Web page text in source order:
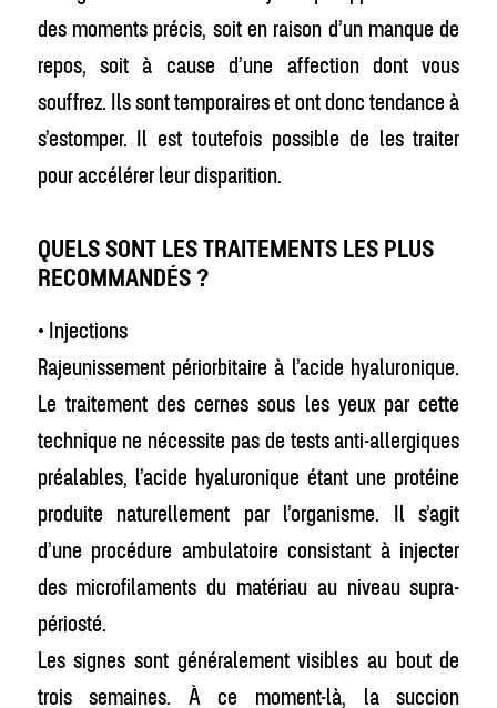
des moments précis, soit en raison d’un manque de
repos, soit à cause d’une affection dont vous
souffrez. Ils sont temporaires et ont donc tendance à
s’estomper. Il est toutefois possible de les traiter
pour accélérer leur disparition.
QUELS SONT LES TRAITEMENTS LES PLUS
RECOMMANDÉS ?
• Injections
Rajeunissement périorbitaire à l’acide hyaluronique.
Le traitement des cernes sous les yeux par cette
technique ne nécessite pas de tests anti-allergiques
préalables, l’acide hyaluronique étant une protéine
produite naturellement par l’organisme. Il s’agit
d’une procédure ambulatoire consistant à injecter
des microfilaments du matériau au niveau supra-
périosté.
Les signes sont généralement visibles au bout de
trois semaines. À ce moment-là, la succion